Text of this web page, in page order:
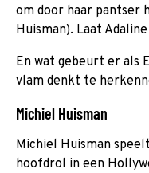
om door haar pantser
Huisman). Laat
En wat gebeurt er als
vlam denkt te
Michiel Huisman
Michiel Huisman
hoofdrol in een